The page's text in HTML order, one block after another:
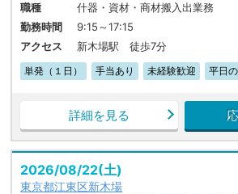
職種
什器・資材・商材搬入出業務
勤務時間
9:15～17:15
アクセス
新木場駅 徒歩7分
単発（１日） 手当あり 未経験歓迎 平日
詳細を見る
2026/08/22(土)
東京都江東区新木場